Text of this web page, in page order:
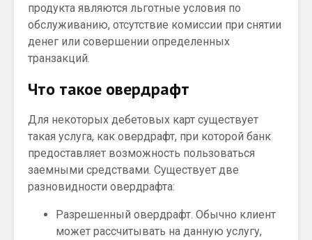
продукта являются льготные условия по
обслуживанию, отсутствие комиссии при снятии
денег или совершении определенных
транзакций.
Что такое овердрафт
Для некоторых дебетовых карт существует
такая услуга, как овердрафт, при которой банк
предоставляет возможность пользоваться
заемными средствами. Существует две
разновидности овердрафта:
Разрешенный овердрафт. Обычно клиент
может рассчитывать на данную услугу,